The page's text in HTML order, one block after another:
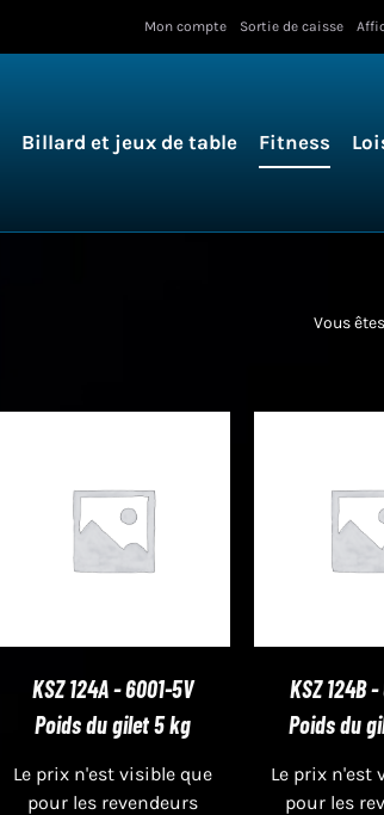
Mon compte Sortie de caisse
Billard et jeux de table Fitness
Vous
KSZ 124A - 6001-5V
Poids du gilet 5 kg
Le prix n'est visible que
pour les revendeurs
KSZ 124B
Poids du
Le prix n'est
pour les